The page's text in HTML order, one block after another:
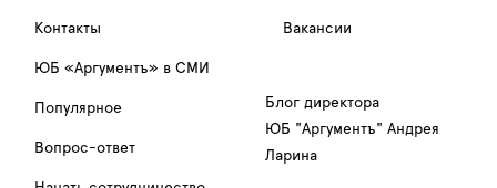
Контакты Вакансии
ЮБ «Аргументъ» в СМИ
Популярное
Вопрос-ответ
Блог директора
ЮБ "Аргументъ" Андрея
Ларина